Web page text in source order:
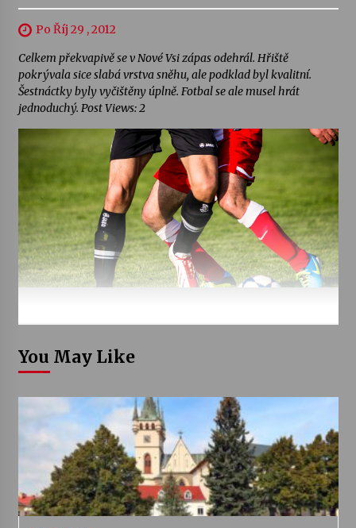
Po Říj 29 , 2012
Celkem překvapivě se v Nové Vsi zápas odehrál. Hřiště
pokrývala sice slabá vrstva sněhu, ale podklad byl kvalitní.
Šestnáctky byly vyčištěny úplně. Fotbal se ale musel hrát
jednoduchý. Post Views: 2
You May Like